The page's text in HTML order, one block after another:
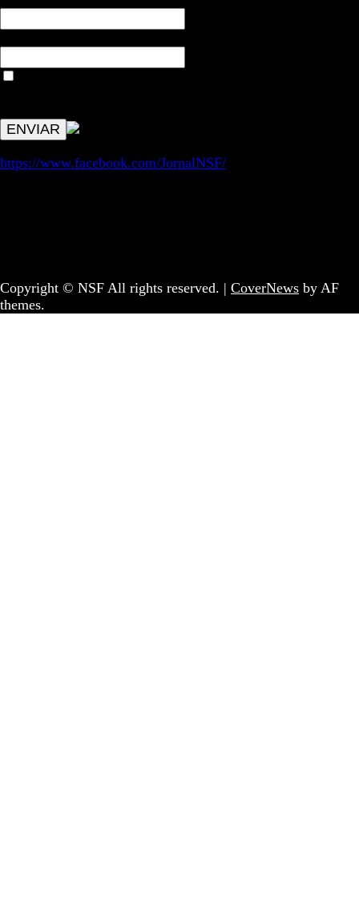
https://www.facebook.com/JornalNSF/
Copyright © NSF All rights reserved. | CoverNews by AF
themes.